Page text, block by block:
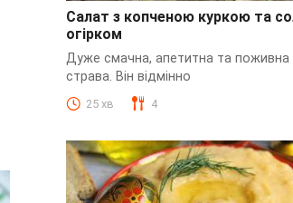
З куркою
Салат з копченою куркою та
огірком
Дуже смачна, апетитна та поживна
страва. Він відмінно
25 хв 4